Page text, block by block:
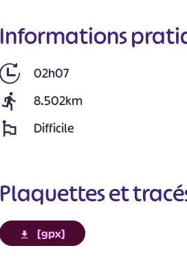
Informations
02h07
8.502km
Difficile
Plaquettes et
[gpx]